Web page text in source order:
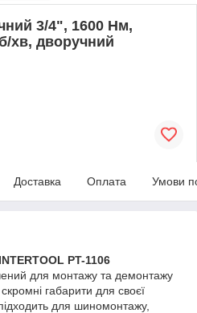
3/4", 1600 Нм,
хв, дворучний
Доставка Оплата Умови
PT-1106
для монтажу та демонтажу
габарити для своєї
для шиномонтажу,